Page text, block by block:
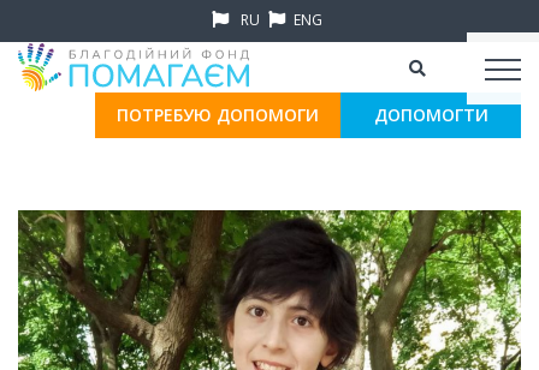
RU ENG
ПОТРЕБУЮ ДОПОМОГИ ДОПОМОГТИ